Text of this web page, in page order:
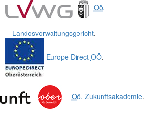
Oö.
Landesverwaltungsgericht.
Europe Direct OÖ.
Oö. Zukunftsakademie.